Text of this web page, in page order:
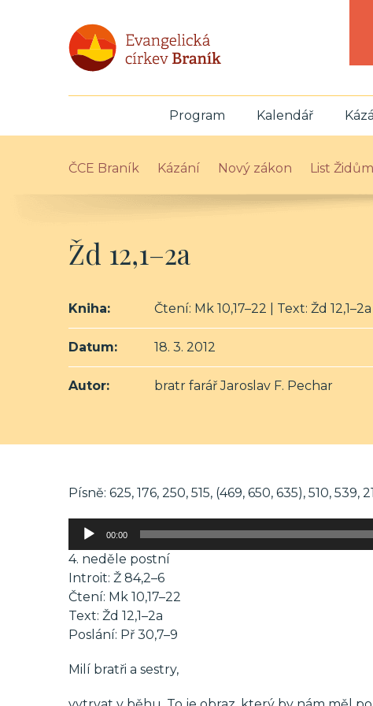
Program Kalendář
ČCE Braník Kázání Nový zákon List Židům
Žd 12,1–2a
Kniha: Čtení: Mk 10,17–22 | Text: Žd 12,1–2a
Datum: 18. 3. 2012
Autor: bratr farář Jaroslav F. Pechar
Písně: 625, 176, 250, 515, (469, 650, 635), 510, 539,
Audio
00:00
4. neděle postní
Introit: Ž 84,2–6
Čtení: Mk 10,17–22
Text: Žd 12,1–2a
Poslání: Př 30,7–9
Milí bratři a sestry,